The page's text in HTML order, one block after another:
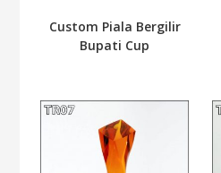
Custom Piala Bergilir
Bupati Cup